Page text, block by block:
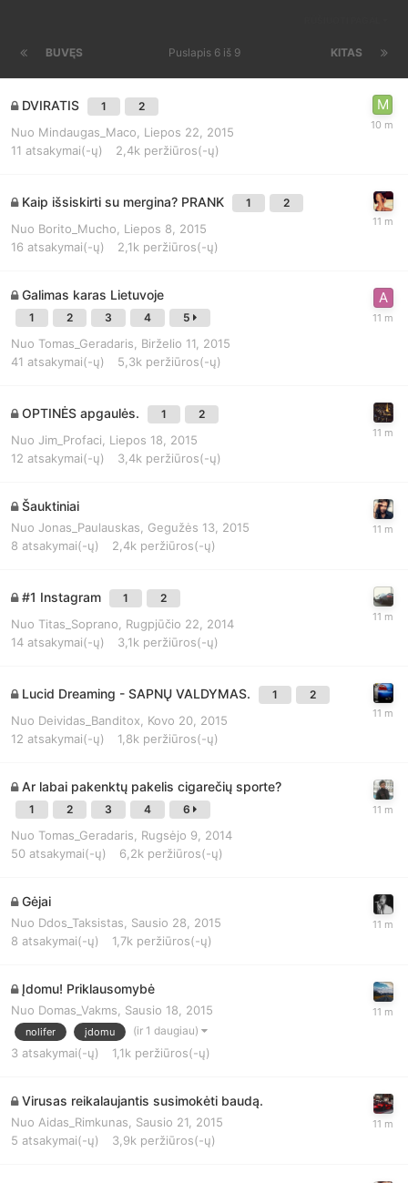
BUVĘS KITAS
Puslapis 6 iš 9
DVIRATIS 1 2
Nuo Mindaugas_Maco
Liepos 22, 2015
11 atsakymai(-ų) 2,4k peržiūros(-ų)
Kaip išsiskirti su mergina? PRANK 1 2
Nuo Borito_Mucho
Liepos 8, 2015
16 atsakymai(-ų) 2,1k peržiūros(-ų)
Galimas karas Lietuvoje
1 2 3 4 5
Nuo Tomas_Geradaris
Birželio 11, 2015
41 atsakymai(-ų) 5,3k peržiūros(-ų)
OPTINĖS apgaulės. 1 2
Nuo Jim_Profaci
Liepos 18, 2015
12 atsakymai(-ų) 3,4k peržiūros(-ų)
Šauktiniai
Nuo Jonas_Paulauskas
Gegužės 13, 2015
8 atsakymai(-ų) 2,4k peržiūros(-ų)
#1 Instagram 1 2
Nuo Titas_Soprano
Rugpjūčio 22, 2014
14 atsakymai(-ų) 3,1k peržiūros(-ų)
Lucid Dreaming - SAPNŲ VALDYMAS. 1 2
Nuo Deividas_Вanditox
Kovo 20, 2015
12 atsakymai(-ų) 1,8k peržiūros(-ų)
Ar labai pakenktų pakelis cigarečių sporte?
1 2 3 4 6
Nuo Tomas_Geradaris
Rugsėjo 9, 2014
50 atsakymai(-ų) 6,2k peržiūros(-ų)
Gėjai
Nuo Ddos_Taksistas
Sausio 28, 2015
8 atsakymai(-ų) 1,7k peržiūros(-ų)
Įdomu! Priklausomybė
Nuo Domas_Vakms Sausio 18, 2015
nolifer įdomu (ir 1 daugiau)
3 atsakymai(-ų) 1,1k peržiūros(-ų)
Virusas reikalaujantis susimokėti baudą.
Nuo Aidas_Rimkunas
Sausio 21, 2015
5 atsakymai(-ų) 3,9k peržiūros(-ų)